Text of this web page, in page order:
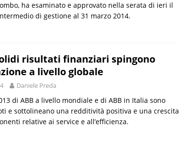
ha esaminato e approvato nella serata di ieri il
di gestione al 31 marzo 2014.
risultati finanziari spingono
a livello globale
Daniele Preda
di ABB a livello mondiale e di ABB in Italia sono
e sottolineano una redditività positiva e una crescita
relative ai service e all’efficienza.